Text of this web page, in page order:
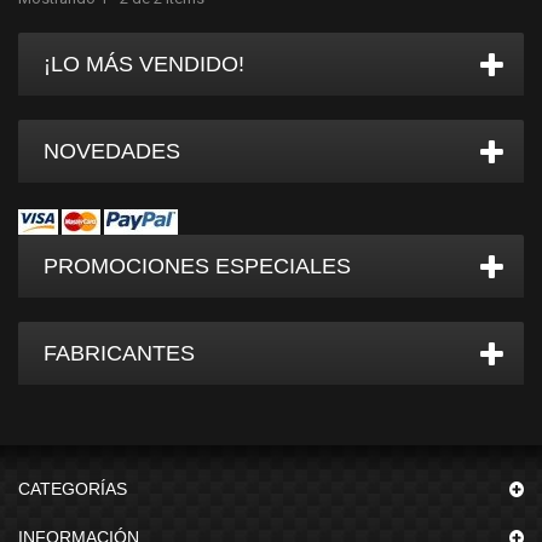
¡LO MÁS VENDIDO!
NOVEDADES
PROMOCIONES ESPECIALES
FABRICANTES
CATEGORÍAS
INFORMACIÓN